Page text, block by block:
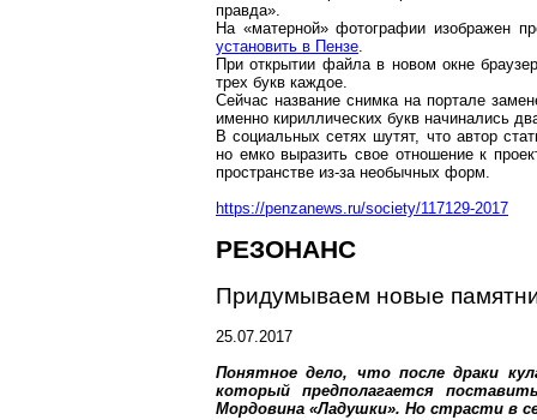
правда».
На «матерной» фотографии изображен
установить в Пензе.
При открытии файла в новом окне
трех букв каждое.
Сейчас название снимка на портале
именно кириллических букв начинались
В социальных сетях шутят, что автор
но емко выразить свое отношение к
пространстве из-за необычных форм.
https://penzanews.ru/society/117129-2017
РЕЗОНАНС
Придумываем новые
25.07.2017
Понятное дело, что после драки
который предполагается
Мордовина «Ладушки». Но страсти в